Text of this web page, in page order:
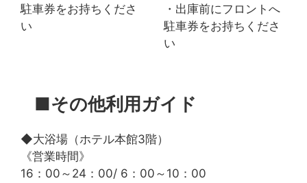
駐車券をお持ちくださ
い
・出庫前にフロントへ
駐車券をお持ちくださ
い
■その他利用ガイド
◆大浴場（ホテル本館3階）
《営業時間》
16：00～24：00/ 6：00～10：00